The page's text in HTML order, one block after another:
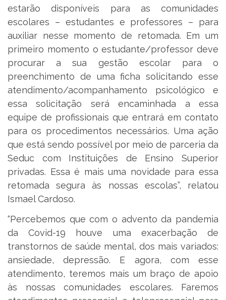
estarão disponíveis para as comunidades
escolares – estudantes e professores – para
auxiliar nesse momento de retomada. Em um
primeiro momento o estudante/professor deve
procurar a sua gestão escolar para o
preenchimento de uma ficha solicitando esse
atendimento/acompanhamento psicológico e
essa solicitação será encaminhada a essa
equipe de profissionais que entrará em contato
para os procedimentos necessários. Uma ação
que está sendo possível por meio de parceria da
Seduc com Instituições de Ensino Superior
privadas. Essa é mais uma novidade para essa
retomada segura às nossas escolas”, relatou
Ismael Cardoso.
“Percebemos que com o advento da pandemia
da Covid-19 houve uma exacerbação de
transtornos de saúde mental, dos mais variados:
ansiedade, depressão. E agora, com esse
atendimento, teremos mais um braço de apoio
às nossas comunidades escolares. Faremos